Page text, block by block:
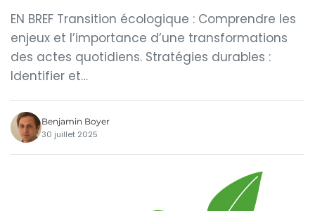
EN BREF Transition écologique : Comprendre les
enjeux et l’importance d’une transformations
des actes quotidiens. Stratégies durables :
Identifier et…
Benjamin Boyer
30 juillet 2025